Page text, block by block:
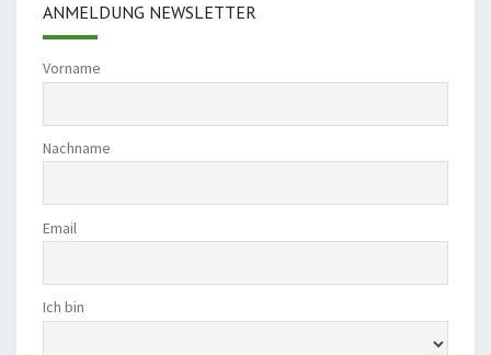
ANMELDUNG NEWSLETTER
Vorname
Nachname
Email
Ich bin